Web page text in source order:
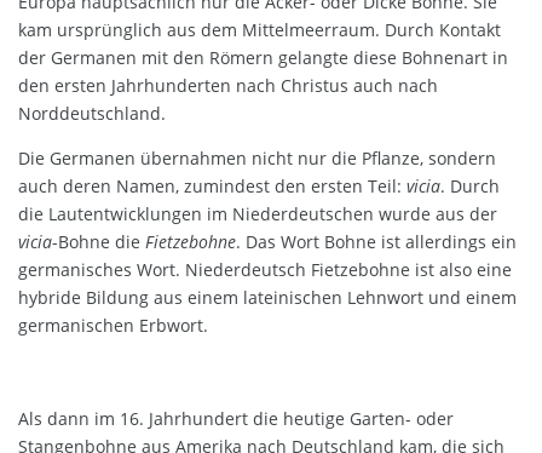
kam ursprünglich aus dem Mittelmeerraum. Durch Kontakt
der Germanen mit den Römern gelangte diese Bohnenart in
den ersten Jahrhunderten nach Christus auch nach
Norddeutschland.
Die Germanen übernahmen nicht nur die Pflanze, sondern
auch deren Namen, zumindest den ersten Teil: vicia. Durch
die Lautentwicklungen im Niederdeutschen wurde aus der
vicia-Bohne die Fietzebohne. Das Wort Bohne ist allerdings ein
germanisches Wort. Niederdeutsch Fietzebohne ist also eine
hybride Bildung aus einem lateinischen Lehnwort und einem
germanischen Erbwort.
Als dann im 16. Jahrhundert die heutige Garten- oder
Stangenbohne aus Amerika nach Deutschland kam, die sich